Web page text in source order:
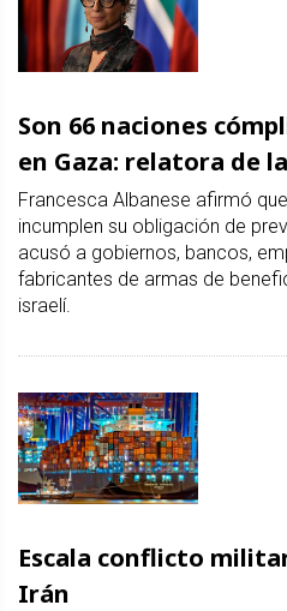
Son 66 naciones
en Gaza: relatora de
Francesca Albanese afirmó
incumplen su obligación de
acusó a gobiernos, bancos,
fabricantes de armas de
israelí.
Escala conflicto
Irán